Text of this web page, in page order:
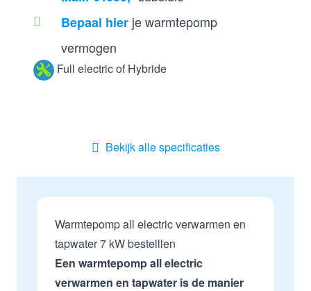
Bepaal hier je warmtepomp
vermogen
Full electric of Hybride
Bekijk alle specificaties
Warmtepomp all electric verwarmen en
tapwater 7 kW bestelllen
Een warmtepomp all electric
verwarmen en tapwater is de manier